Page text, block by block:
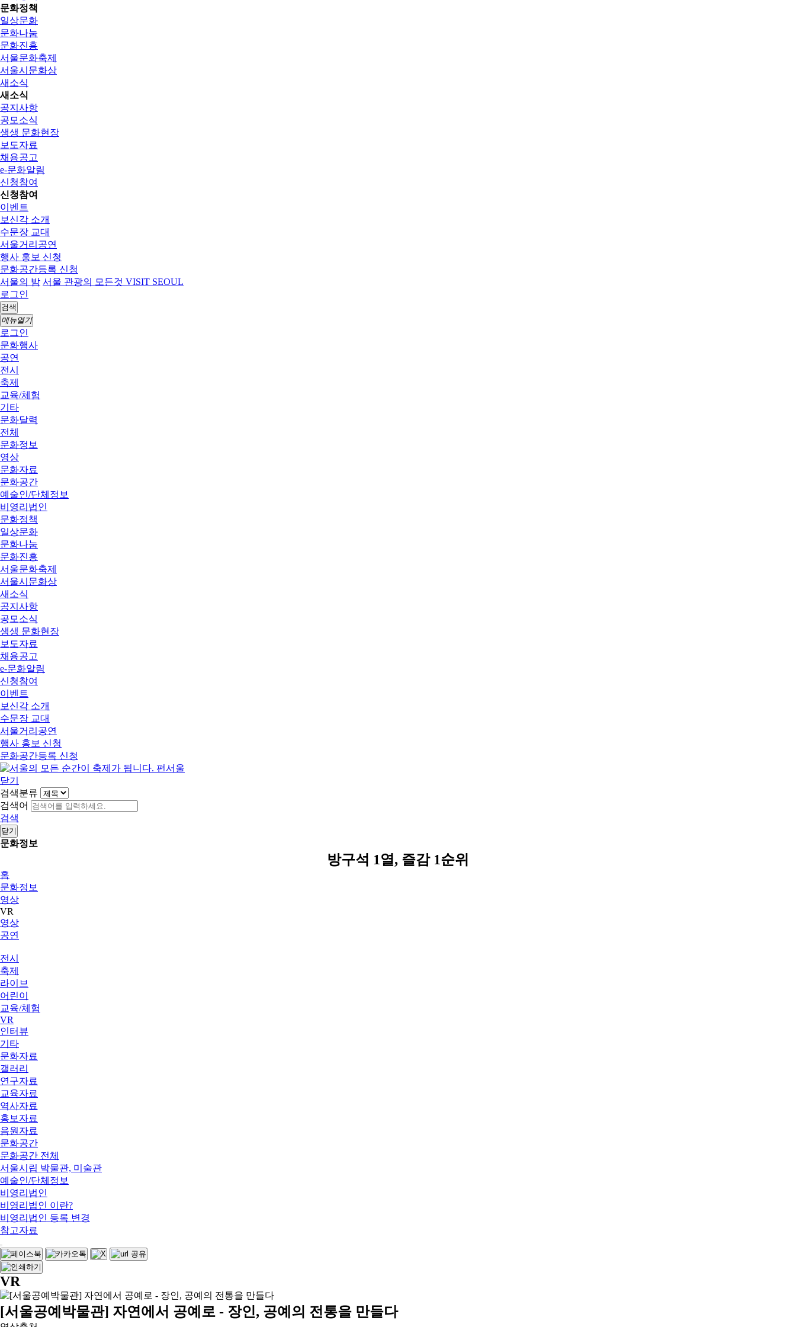
문화정책
일상문화
문화나눔
문화진흥
서울문화축제
서울시문화상
새소식
새소식
공지사항
공모소식
생생 문화현장
보도자료
채용공고
e-문화알림
신청참여
신청참여
이벤트
보신각 소개
수문장 교대
서울거리공연
행사 홍보 신청
문화공간등록 신청
서울의 밤 서울 관광의 모든것 VISIT SEOUL
로그인
검색
메뉴열기
로그인
문화행사
공연
전시
축제
교육/체험
기타
문화달력
전체
문화정보
영상
문화자료
문화공간
예술인/단체정보
비영리법인
문화정책
일상문화
문화나눔
문화진흥
서울문화축제
서울시문화상
새소식
공지사항
공모소식
생생 문화현장
보도자료
채용공고
e-문화알림
신청참여
이벤트
보신각 소개
수문장 교대
서울거리공연
행사 홍보 신청
문화공간등록 신청
닫기
검색분류
검색어
검색
닫기
문화정보
방구석 1열, 즐감 1순위
홈
문화정보
영상
VR
영상
공연
전시
축제
라이브
어린이
교육/체험
VR
인터뷰
기타
문화자료
갤러리
연구자료
교육자료
역사자료
홍보자료
음원자료
문화공간
문화공간 전체
서울시립 박물관, 미술관
예술인/단체정보
비영리법인
비영리법인 이란?
비영리법인 등록 변경
참고자료
VR
[서울공예박물관] 자연에서 공예로 - 장인, 공예의 전통을 만들다